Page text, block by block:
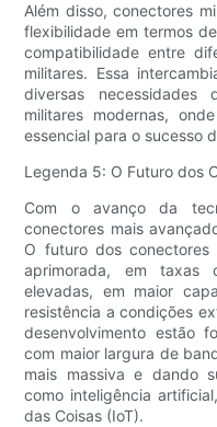
Além disso, conectores
flexibilidade em termos
compatibilidade entre
militares. Essa
diversas necessidades
militares modernas,
essencial para o sucesso
Legenda 5: O Futuro dos
Com o avanço da
conectores mais
O futuro dos conectores
aprimorada, em taxas
elevadas, em maior
resistência a condições
desenvolvimento estão
com maior largura de
mais massiva e dando
como inteligência
das Coisas (IoT).